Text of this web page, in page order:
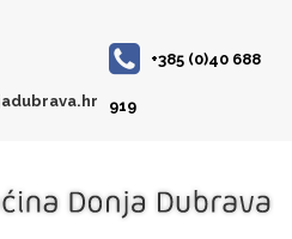
+385 (0)40 688
919